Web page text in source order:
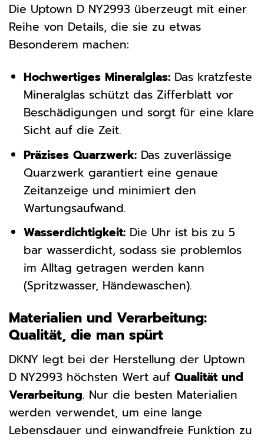
Die Uptown D NY2993 überzeugt mit einer
Reihe von Details, die sie zu etwas
Besonderem machen:
Hochwertiges Mineralglas:Das kratzfeste
Mineralglas schützt das Zifferblatt vor
Beschädigungen und sorgt für eine klare
Sicht auf die Zeit.
Präzises Quarzwerk:Das zuverlässige
Quarzwerk garantiert eine genaue
Zeitanzeige und minimiert den
Wartungsaufwand.
Wasserdichtigkeit:Die Uhr ist bis zu 5
bar wasserdicht, sodass sie problemlos
im Alltag getragen werden kann
(Spritzwasser, Händewaschen).
Materialien und Verarbeitung:
Qualität, die man spürt
DKNY legt bei der Herstellung der Uptown
D NY2993 höchsten Wert auf Qualität und
Verarbeitung. Nur die besten Materialien
werden verwendet, um eine lange
Lebensdauer und einwandfreie Funktion zu